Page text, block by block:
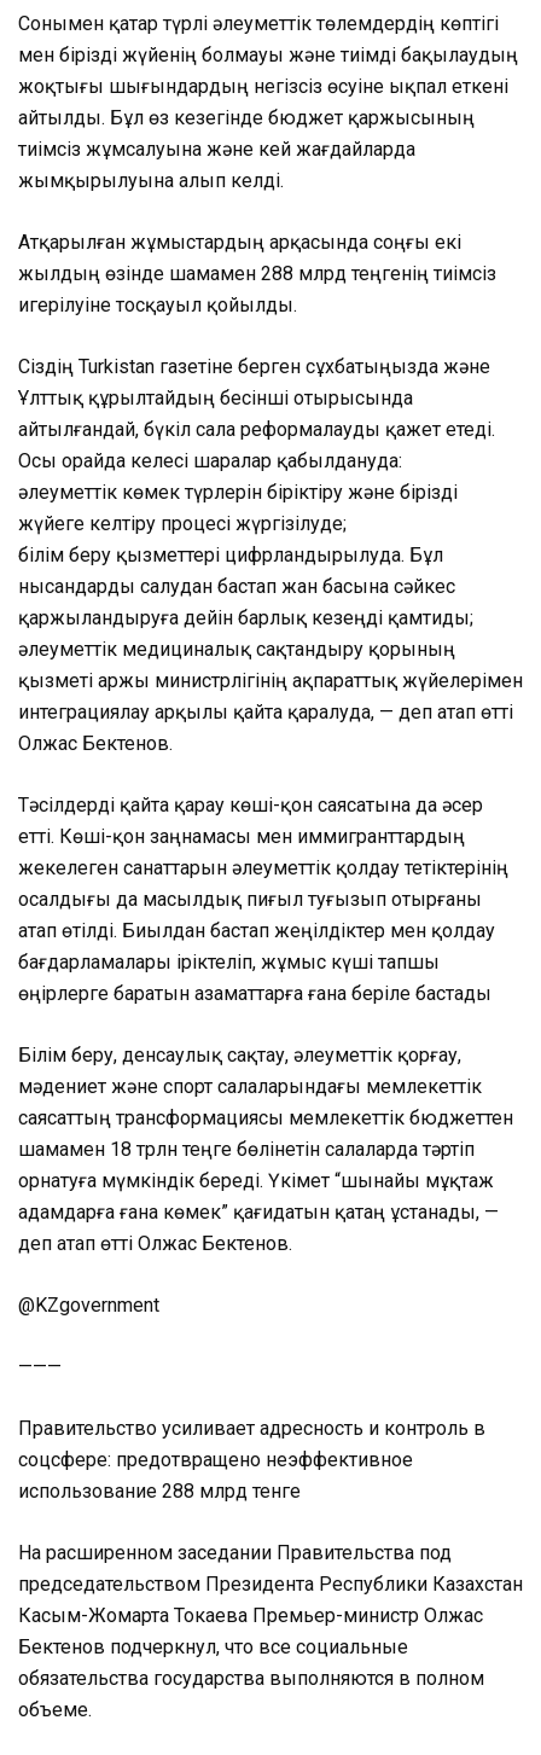
Сонымен қатар түрлі әлеуметтік төлемдердің көптігі
мен бірізді жүйенің болмауы және тиімді бақылаудың
жоқтығы шығындардың негізсіз өсуіне ықпал еткені
айтылды. Бұл өз кезегінде бюджет қаржысының
тиімсіз жұмсалуына және кей жағдайларда
жымқырылуына алып келді.
Атқарылған жұмыстардың арқасында соңғы екі
жылдың өзінде шамамен 288 млрд теңгенің тиімсіз
игерілуіне тосқауыл қойылды.
Сіздің Turkistan газетіне берген сұхбатыңызда және
Ұлттық құрылтайдың бесінші отырысында
айтылғандай, бүкіл сала реформалауды қажет етеді.
Осы орайда келесі шаралар қабылдануда:
әлеуметтік көмек түрлерін біріктіру және бірізді
жүйеге келтіру процесі жүргізілуде;
білім беру қызметтері цифрландырылуда. Бұл
нысандарды салудан бастап жан басына сәйкес
қаржыландыруға дейін барлық кезеңді қамтиды;
әлеуметтік медициналық сақтандыру қорының
қызметі Қаржы министрлігінің ақпараттық жүйелерімен
интеграциялау арқылы қайта қаралуда, — деп атап өтті
Олжас Бектенов.
Тәсілдерді қайта қарау көші-қон саясатына да әсер
етті. Көші-қон заңнамасы мен иммигранттардың
жекелеген санаттарын әлеуметтік қолдау тетіктерінің
осалдығы да масылдық пиғыл туғызып отырғаны
атап өтілді. Биылдан бастап жеңілдіктер мен қолдау
бағдарламалары іріктеліп, жұмыс күші тапшы
өңірлерге баратын азаматтарға ғана беріле бастады
Білім беру, денсаулық сақтау, әлеуметтік қорғау,
мәдениет және спорт салаларындағы мемлекеттік
саясаттың трансформациясы мемлекеттік бюджеттен
шамамен 18 трлн теңге бөлінетін салаларда тәртіп
орнатуға мүмкіндік береді. Үкімет “шынайы мұқтаж
адамдарға ғана көмек” қағидатын қатаң ұстанады, —
деп атап өтті Олжас Бектенов.
@KZgovernment
———
Правительство усиливает адресность и контроль в
соцсфере: предотвращено неэффективное
использование 288 млрд тенге
На расширенном заседании Правительства под
председательством Президента Республики Казахстан
Касым-Жомарта Токаева Премьер-министр Олжас
Бектенов подчеркнул, что все социальные
обязательства государства выполняются в полном
объеме.